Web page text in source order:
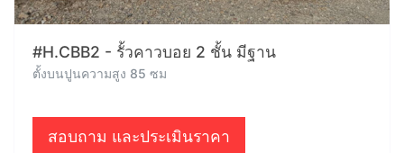
#H.CBB2 - รั้วคาวบอย 2 ชั้น มีฐาน
ตั้งบนปูนความสูง 85 ซม
สอบถาม และประเมินราคา